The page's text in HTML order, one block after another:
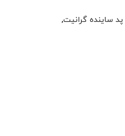
پد ساینده گرانیت,